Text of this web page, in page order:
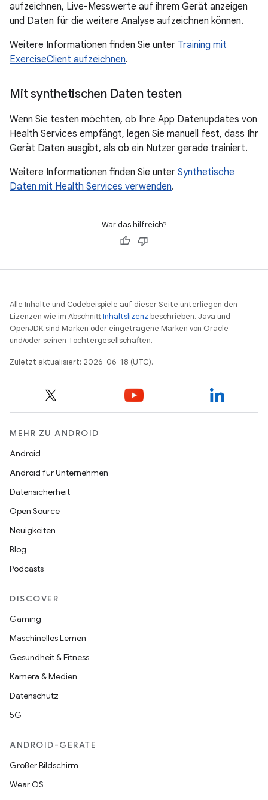
aufzeichnen, Live-Messwerte auf ihrem Gerät anzeigen
und Daten für die weitere Analyse aufzeichnen können.
Weitere Informationen finden Sie unter Training mit
ExerciseClient aufzeichnen.
Mit synthetischen Daten testen
Wenn Sie testen möchten, ob Ihre App Datenupdates von
Health Services empfängt, legen Sie manuell fest, dass Ihr
Gerät Daten ausgibt, als ob ein Nutzer gerade trainiert.
Weitere Informationen finden Sie unter Synthetische
Daten mit Health Services verwenden.
War das hilfreich?
Alle Inhalte und Codebeispiele auf dieser Seite unterliegen den
Lizenzen wie im AbschnittInhaltslizenz beschrieben. Java und
OpenJDK sind Marken oder eingetragene Marken von Oracle
und/oder seinen Tochtergesellschaften.
Zuletzt aktualisiert: 2026-06-18 (UTC).
MEHR ZU ANDROID
Android
Android für Unternehmen
Datensicherheit
Open Source
Neuigkeiten
Blog
Podcasts
DISCOVER
Gaming
Maschinelles Lernen
Gesundheit & Fitness
Kamera & Medien
Datenschutz
5G
ANDROID-GERÄTE
Großer Bildschirm
Wear OS